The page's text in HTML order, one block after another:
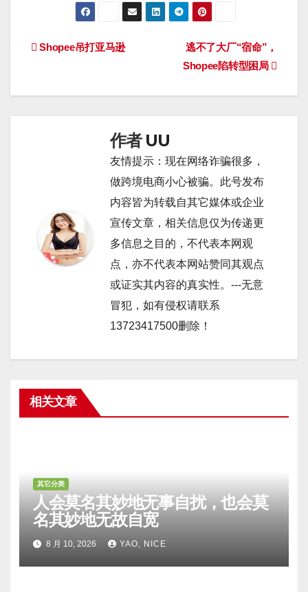
文
逃不了大厂“宿命”，
Shopee陷转型困局
Shopee吊打亚马逊
作者 UU
友情提示：现在网络诈骗很多，
做跨境电商小心被骗。此号发布
内容皆为转载自其它媒体或企业
宣传文章，相关信息仅为传递更
多信息之目的，不代表本网观
点，亦不代表本网站赞同其观点
或证实其内容的真实性。---无意
冒犯，如有侵权请联系
13723417500删除！
相关文章
其它分类
人会莫名其妙地无事自扰，也会莫
名其妙地无故自宽
8 月 10, 2026 YAO, NICE